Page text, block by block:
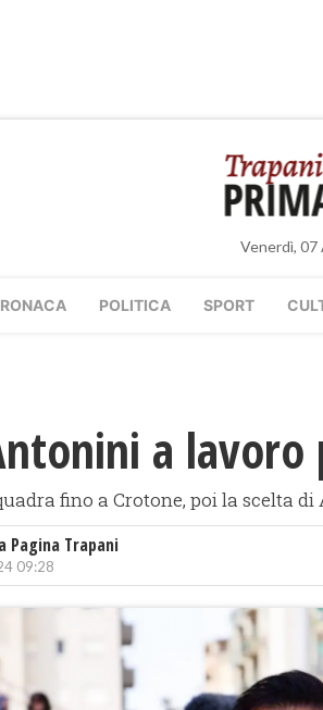
Venerdì, 07
POLITICA SPORT
a
fino a Crotone, poi la scelta
Pagina Trapani
09:28